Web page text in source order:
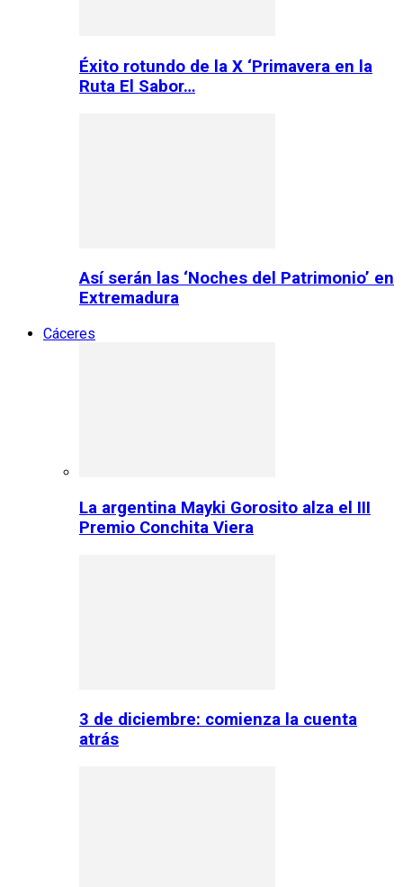
Éxito rotundo de la X ‘Primavera en la
Ruta El Sabor…
Así serán las ‘Noches del Patrimonio’ en
Extremadura
Cáceres
La argentina Mayki Gorosito alza el III
Premio Conchita Viera
3 de diciembre: comienza la cuenta
atrás